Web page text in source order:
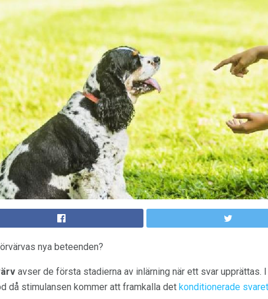
nya beteenden?
avser de första stadierna av inlärning när ett svar upprättas. I
då stimulansen kommer att framkalla det konditionerade svaret